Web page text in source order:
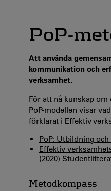
PoP-
Att använda
kommunikation och
verksamhet.
För att nå kunskap
PoP-modellen visar
förklarat i Effektiv
PoP: Utbildning och
Effektiv
(2020)
Metodkompass